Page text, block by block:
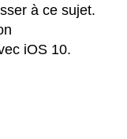
à ce sujet.
iOS 10.